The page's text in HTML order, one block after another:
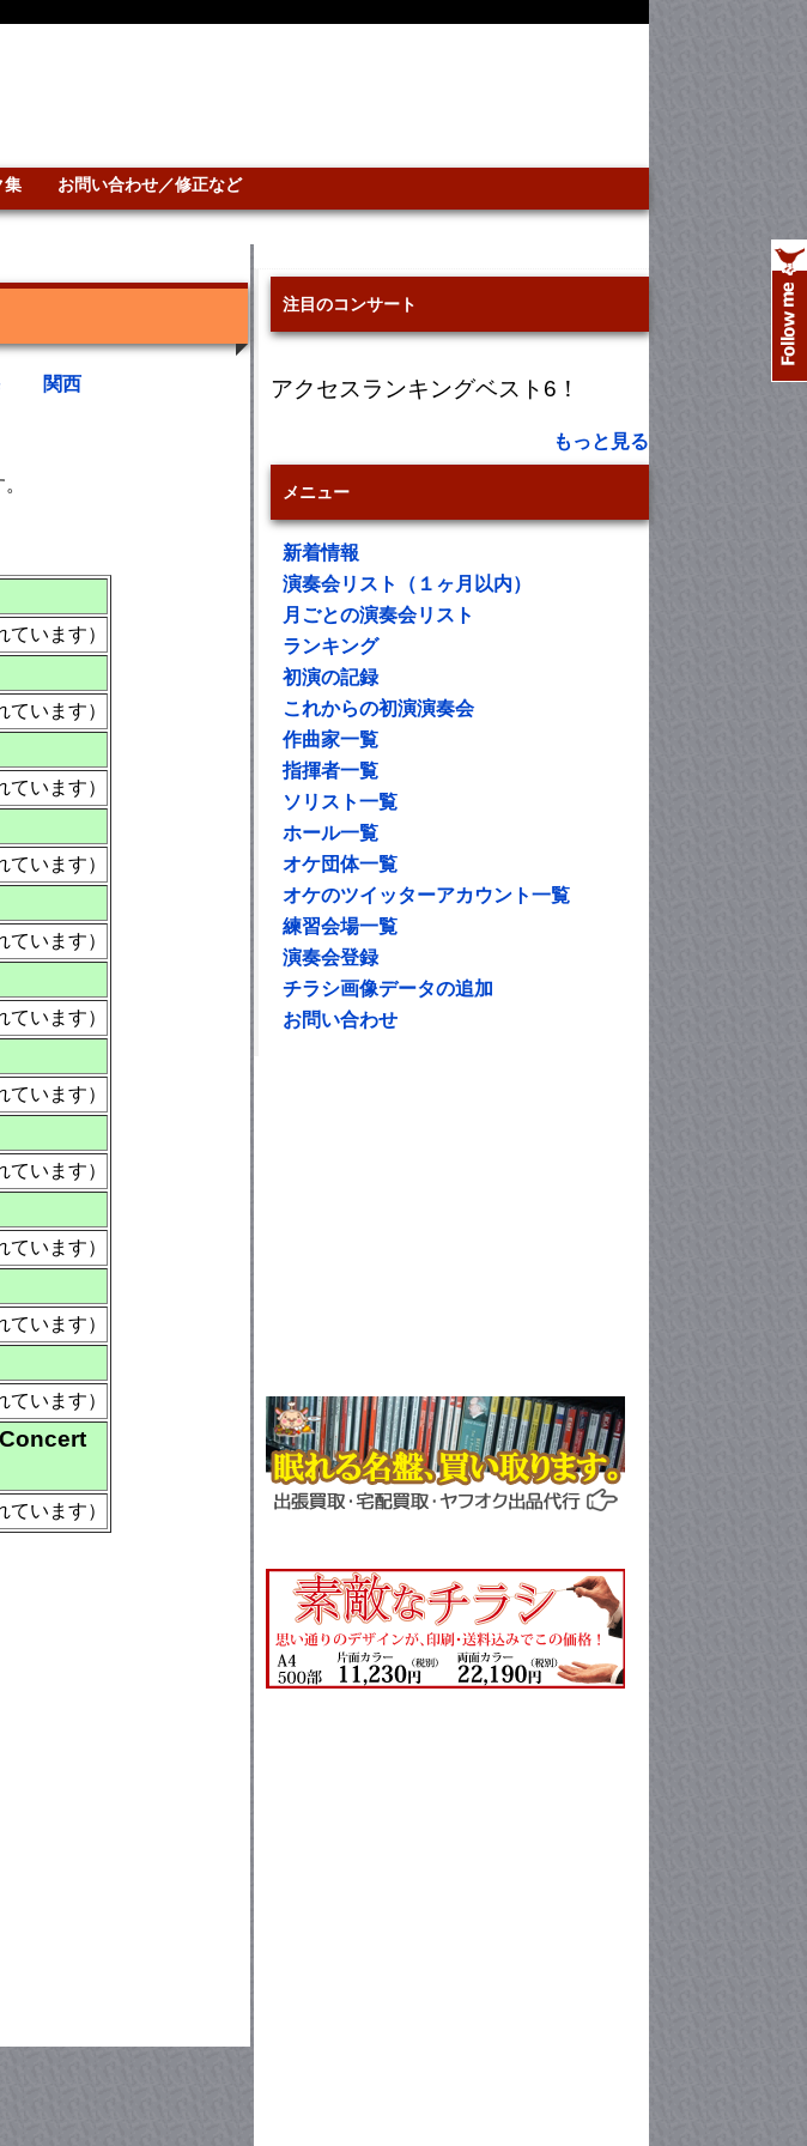
集 お問い合わせ／修正など
関西
います）
います）
います）
います）
います）
います）
います）
います）
います）
います）
います）
います）
注目のコンサート
アクセスランキングベスト6！
もっと見る
メニュー
新着情報
演奏会リスト（１ヶ月以内）
月ごとの演奏会リスト
ランキング
初演の記録
これからの初演演奏会
作曲家一覧
指揮者一覧
ソリスト一覧
ホール一覧
オケ団体一覧
オケのツイッターアカウント一覧
練習会場一覧
演奏会登録
チラシ画像データの追加
お問い合わせ